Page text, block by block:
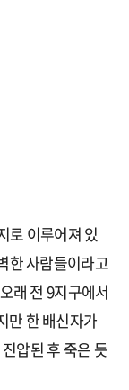
로 이루어져 있
한 사람들이라고
래 전 9지구에서
만 한 배신자가
압된 후 죽은 듯